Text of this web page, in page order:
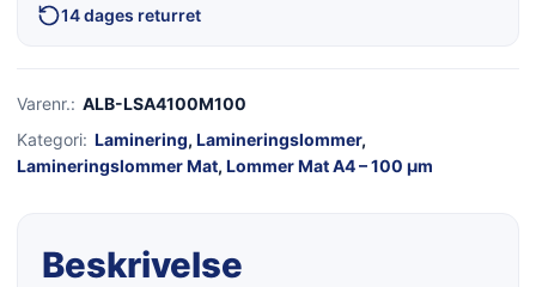
14 dages returret
Varenr.: ALB-LSA4100M100
Kategori: Laminering, Lamineringslommer,
Lamineringslommer Mat, Lommer Mat A4 – 100 µm
Beskrivelse